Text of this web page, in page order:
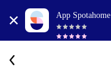
App Spotahome